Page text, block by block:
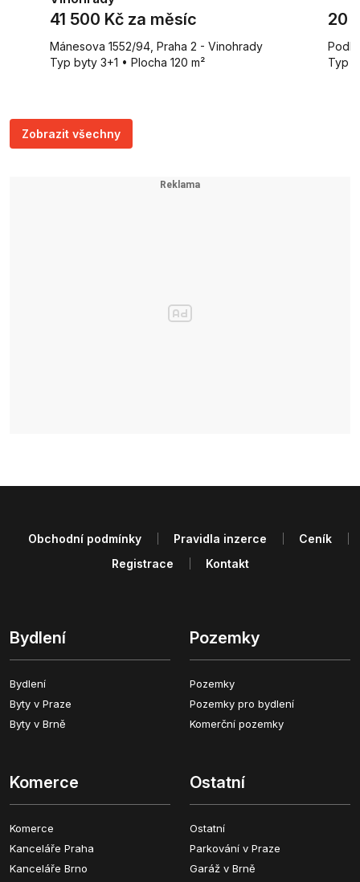
41 500 Kč za měsíc
Mánesova 1552/94, Praha 2 - Vinohrady
Typ byty 3+1 • Plocha 120 m²
20
Typ
Zobrazit všechny
Bydlení
Bydlení
Byty v Praze
Byty v Brně
Pozemky
Pozemky
Pozemky pro bydlení
Komerční pozemky
Komerce
Komerce
Kanceláře Praha
Kanceláře Brno
Ostatní
Ostatní
Parkování v Praze
Garáž v Brně
Obchodní podmínky Pravidla inzerce
Ceník
Registrace
Kontakt